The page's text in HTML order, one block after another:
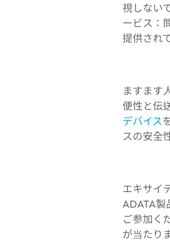
視しない
ービス：
提供され
ますます
便性と伝
デバイス
スの安全
エキサイ
ADATA製
ご参加く
が当たり